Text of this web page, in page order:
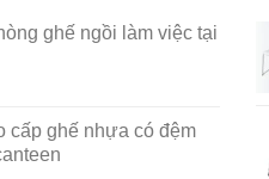
ghế ngồi làm việc tại
cấp ghế nhựa có đệm